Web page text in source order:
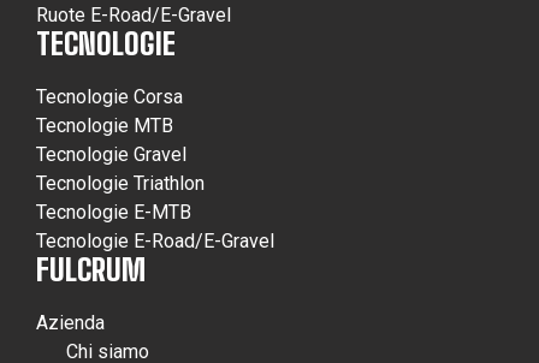
Ruote E-Road/E-Gravel
TECNOLOGIE
Tecnologie Corsa
Tecnologie MTB
Tecnologie Gravel
Tecnologie Triathlon
Tecnologie E-MTB
Tecnologie E-Road/E-Gravel
FULCRUM
Azienda
Chi siamo